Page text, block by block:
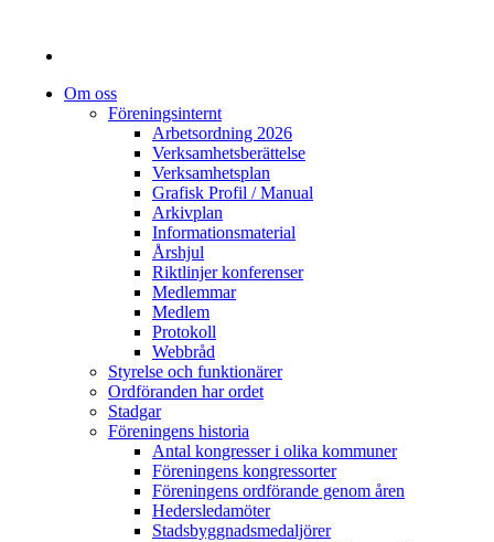
Om oss
Föreningsinternt
Arbetsordning 2026
Verksamhetsberättelse
Verksamhetsplan
Grafisk Profil / Manual
Arkivplan
Informationsmaterial
Årshjul
Riktlinjer konferenser
Medlemmar
Medlem
Protokoll
Webbråd
Styrelse och funktionärer
Ordföranden har ordet
Stadgar
Föreningens historia
Antal kongresser i olika kommuner
Föreningens kongressorter
Föreningens ordförande genom åren
Hedersledamöter
Stadsbyggnadsmedaljörer